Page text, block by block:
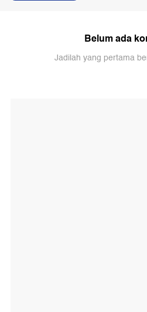
Belum ada
Jadilah yang pertama